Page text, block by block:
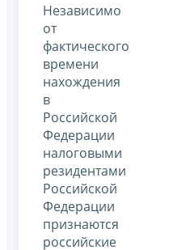
Независимо
от
фактического
времени
нахождения
в
Российской
Федерации
налоговыми
резидентами
Российской
Федерации
признаются
российские